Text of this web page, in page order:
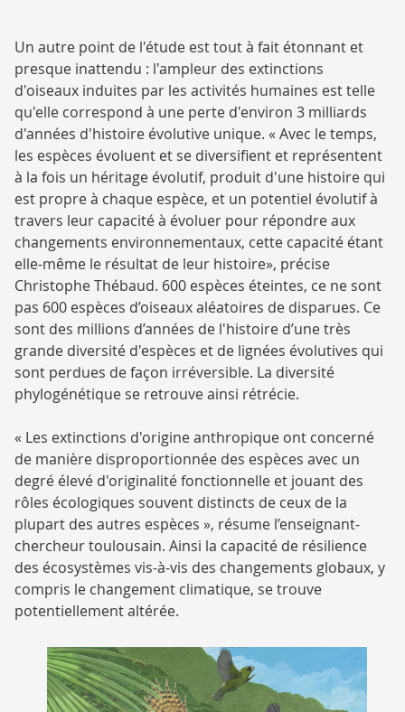
Un autre point de l'étude est tout à fait étonnant et
presque inattendu : l'ampleur des extinctions
d'oiseaux induites par les activités humaines est telle
qu'elle correspond à une perte d'environ 3 milliards
d'années d'histoire évolutive unique. « Avec le temps,
les espèces évoluent et se diversifient et représentent
à la fois un héritage évolutif, produit d'une histoire qui
est propre à chaque espèce, et un potentiel évolutif à
travers leur capacité à évoluer pour répondre aux
changements environnementaux, cette capacité étant
elle-même le résultat de leur histoire», précise
Christophe Thébaud. 600 espèces éteintes, ce ne sont
pas 600 espèces d’oiseaux aléatoires de disparues. Ce
sont des millions d’années de l'histoire d’une très
grande diversité d'espèces et de lignées évolutives qui
sont perdues de façon irréversible. La diversité
phylogénétique se retrouve ainsi rétrécie.
« Les extinctions d'origine anthropique ont concerné
de manière disproportionnée des espèces avec un
degré élevé d'originalité fonctionnelle et jouant des
rôles écologiques souvent distincts de ceux de la
plupart des autres espèces », résume l’enseignant-
chercheur toulousain. Ainsi la capacité de résilience
des écosystèmes vis-à-vis des changements globaux, y
compris le changement climatique, se trouve
potentiellement altérée.